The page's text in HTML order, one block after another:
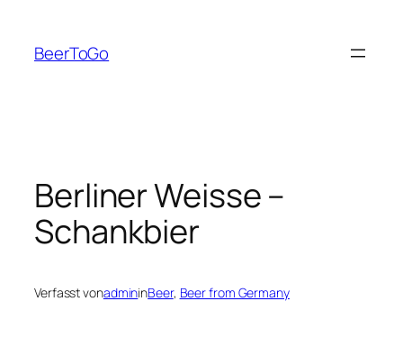
springen
BeerToGo
Berliner Weisse –
Schankbier
Verfasst vonadmininBeer, Beer from Germany